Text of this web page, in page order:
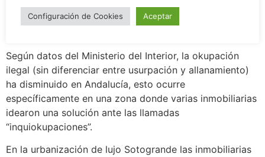
Según datos del Ministerio del Interior, la okupación
ilegal (sin diferenciar entre usurpación y allanamiento)
ha disminuido en Andalucía, esto ocurre
específicamente en una zona donde varias inmobiliarias
idearon una solución ante las llamadas
“inquiokupaciones”.
En la urbanización de lujo Sotogrande las inmobiliarias
Configuración de Cookies Aceptar